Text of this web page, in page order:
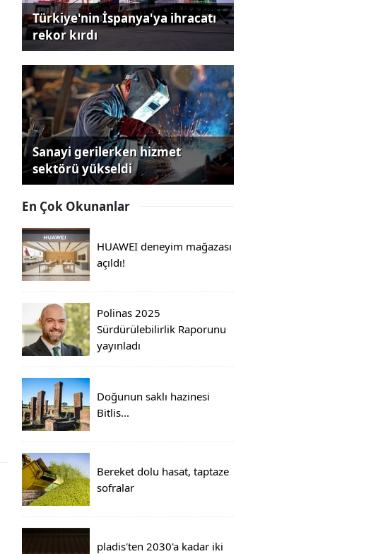
Türkiye'nin İspanya'ya ihracatı
rekor kırdı
Sanayi gerilerken hizmet
sektörü yükseldi
En Çok Okunanlar
HUAWEI deneyim mağazası
açıldı!
Polinas 2025
Sürdürülebilirlik Raporunu
yayınladı
Doğunun saklı hazinesi
Bitlis...
Bereket dolu hasat, taptaze
sofralar
pladis'ten 2030'a kadar iki